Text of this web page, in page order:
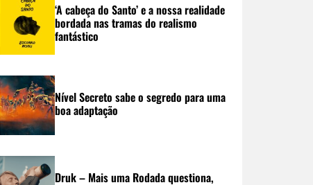
‘A cabeça do Santo’ e a nossa realidade
bordada nas tramas do realismo
fantástico
Nível Secreto sabe o segredo para uma
boa adaptação
Druk – Mais uma Rodada questiona,